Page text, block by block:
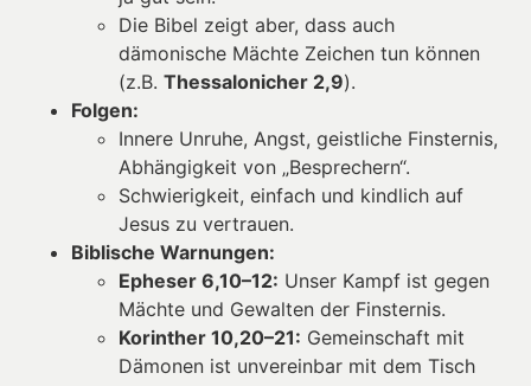
Die Bibel zeigt aber, dass auch
dämonische Mächte Zeichen tun können
(z.B. Thessalonicher 2,9).
Folgen:
Innere Unruhe, Angst, geistliche Finsternis,
Abhängigkeit von „Besprechern“.
Schwierigkeit, einfach und kindlich auf
Jesus zu vertrauen.
Biblische Warnungen:
Epheser 6,10–12: Unser Kampf ist gegen
Mächte und Gewalten der Finsternis.
Korinther 10,20–21: Gemeinschaft mit
Dämonen ist unvereinbar mit dem Tisch